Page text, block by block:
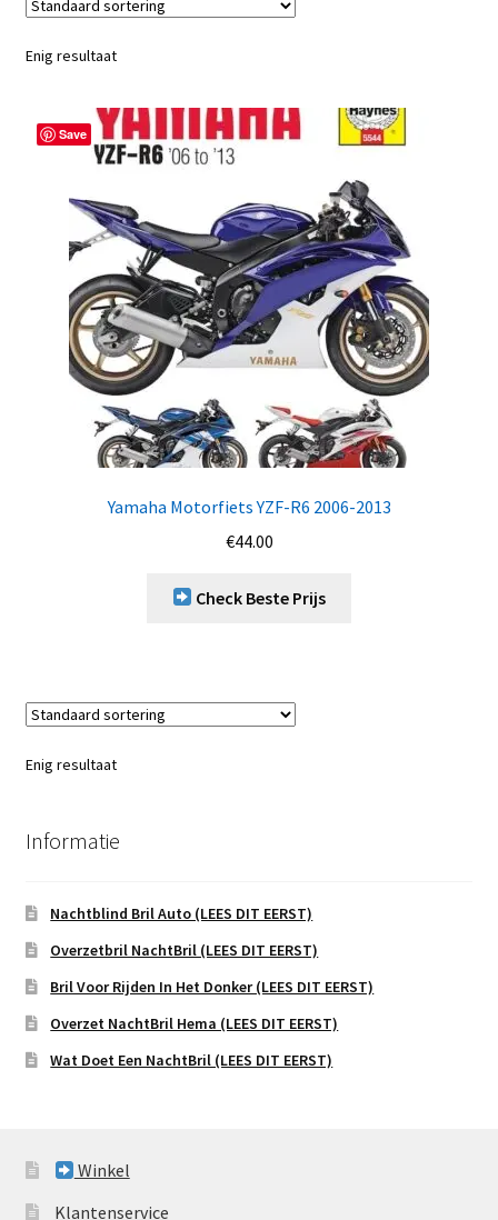
Winkelwagen
Enig resultaat
Save
Yamaha Motorfiets YZF-R6 2006-2013
€44.00
Check Beste Prijs
Enig resultaat
Informatie
Nachtblind Bril Auto (LEES DIT EERST)
Overzetbril NachtBril (LEES DIT EERST)
Bril Voor Rijden In Het Donker (LEES DIT EERST)
Overzet NachtBril Hema (LEES DIT EERST)
Wat Doet Een NachtBril (LEES DIT EERST)
Winkel
Klantenservice